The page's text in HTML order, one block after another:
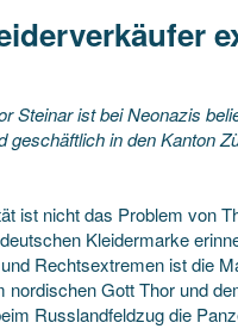
Steinar ist bei Neonazis
geschäftlich in den Kanton
ist nicht das Problem von
Kleidermarke
Rechtsextremen ist die
nordischen Gott Thor und
Russlandfeldzug die